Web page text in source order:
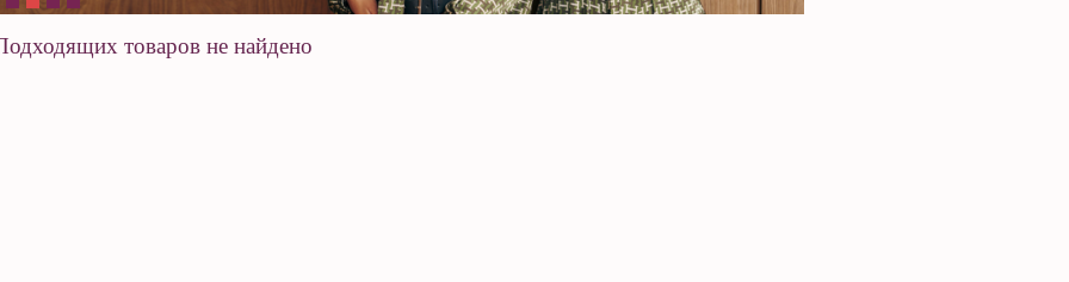
товаров не найдено